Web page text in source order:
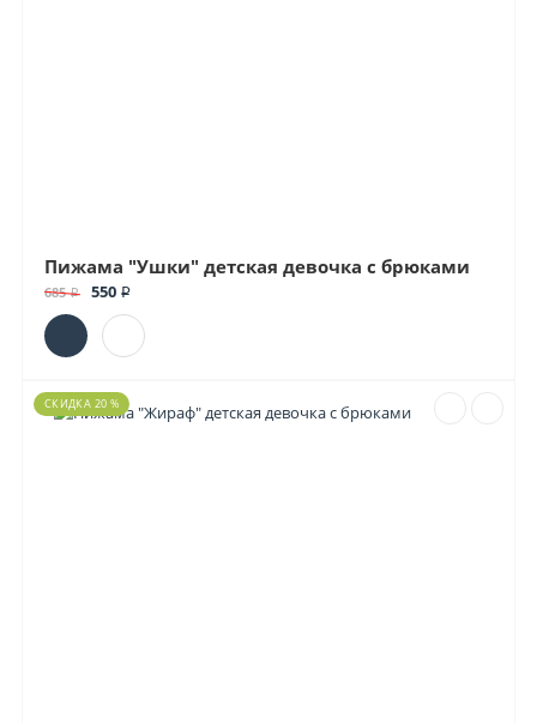
Пижама "Ушки" детская девочка с брюками
685 ₽ 550 ₽
СКИДКА 20 %